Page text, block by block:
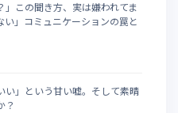
」この聞き方、実は嫌われてま
い」コミュニケーションの罠と
い」という甘い嘘。そして素晴
？